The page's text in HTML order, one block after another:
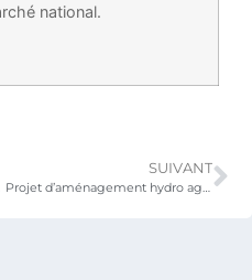
national.
SUIVANT
Projet d’aménagement hydro agricole de la Basse Vallée du fleuve Mono (PBVM)